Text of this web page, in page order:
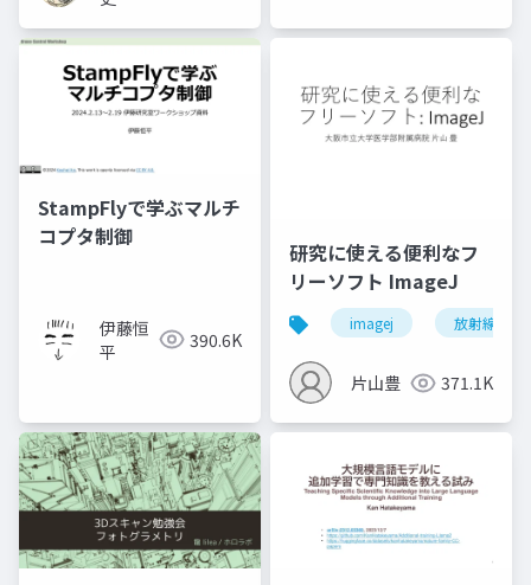
StampFlyで学ぶマルチ
コプタ制御
伊藤恒
平
390.6K
研究に使える便利なフ
リーソフト ImageJ
imagej 放射線技師
片山豊 371.1K